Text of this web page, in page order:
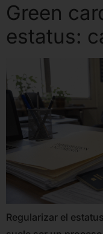
Green
estatus:
Regularizar el